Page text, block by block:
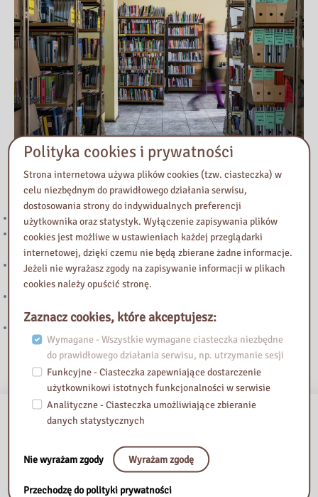
Przeczytaj
Uwaga! Zmiana godzin otwarcia w lipcu i w sierpniu.
Uwaga! Zmiana godzin otwarcia Biblioteki Pedagogicznej w
Żyrardowie
„Biały Kruk” – trzecia edycja konkursu dla dziennikarzy mediów
lokalnych
szkolnym 2026/2027
Znamy laureatów IV edycji konkursu czytelniczego
Polityka cookies i prywatności
Strona internetowa używa plików cookies (tzw. ciasteczka) w
celu niezbędnym do prawidłowego działania serwisu,
dostosowania strony do indywidualnych preferencji
użytkownika oraz statystyk. Wyłączenie zapisywania plików
cookies jest możliwe w ustawieniach każdej przeglądarki
internetowej, dzięki czemu nie będą zbierane żadne informacje.
Jeżeli nie wyrażasz zgody na zapisywanie informacji w plikach
cookies należy opuścić stronę.
Zaznacz cookies, które akceptujesz:
Wymagane - Wszystkie wymagane ciasteczka niezbędne
do prawidłowego działania serwisu, np. utrzymanie sesji
Funkcyjne - Ciasteczka zapewniające dostarczenie
użytkownikowi istotnych funkcjonalności w serwisie
Analityczne - Ciasteczka umożliwiające zbieranie
danych statystycznych
Nie wyrażam zgody Wyrażam zgodę
Przechodzę do polityki prywatności